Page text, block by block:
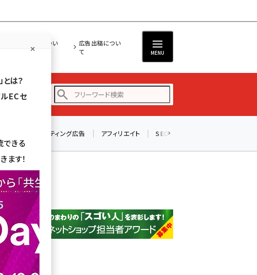
ネッ担につい
広告出稿につい
て
MENU
から探す
アスクル (1122)
base (1083)
リスティング広告 アフィリエイト SEO
は？
ECセ
できる
ます！